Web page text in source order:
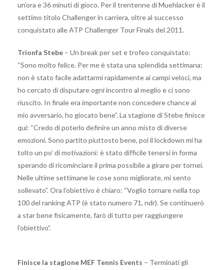
un’ora e 36 minuti di gioco. Per il trentenne di Muehlacker è il
settimo titolo Challenger in carriera, oltre al successo
conquistato alle ATP Challenger Tour Finals del 2011.
Trionfa Stebe – Un break per set e trofeo conquistato:
“Sono molto felice. Per me è stata una splendida settimana:
non è stato facile adattarmi rapidamente ai campi veloci, ma
ho cercato di disputare ogni incontro al meglio e ci sono
riuscito. In finale era importante non concedere chance al
mio avversario, ho giocato bene”. La stagione di Stebe finisce
qui: “Credo di poterlo definire un anno misto di diverse
emozioni. Sono partito piuttosto bene, poi il lockdown mi ha
tolto un po’ di motivazioni: è stato difficile tenersi in forma
sperando di ricominciare il prima possibile a girare per tornei.
Nelle ultime settimane le cose sono migliorate, mi sento
sollevato”. Ora l’obiettivo è chiaro: “Voglio tornare nella top
100 del ranking ATP (è stato numero 71, ndr). Se continuerò
a star bene fisicamente, farò di tutto per raggiungere
l’obiettivo”.
Finisce la stagione MEF Tennis Events – Terminati gli